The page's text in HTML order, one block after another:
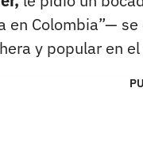
en Colombia”—
y popular en